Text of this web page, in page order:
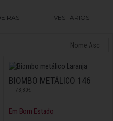
VESTIÁRIOS
BIOMBO METÁLICO 146
73,80€
Em Bom Estado